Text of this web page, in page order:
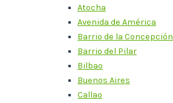
Atocha
Avenida de América
Barrio de la Concepción
Barrio del Pilar
Bilbao
Buenos Aires
Callao